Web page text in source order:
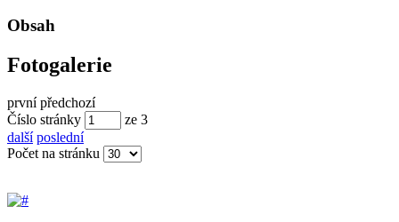
Obsah
Fotogalerie
první předchozí
Číslo stránky
ze 3
další poslední
Počet na stránku